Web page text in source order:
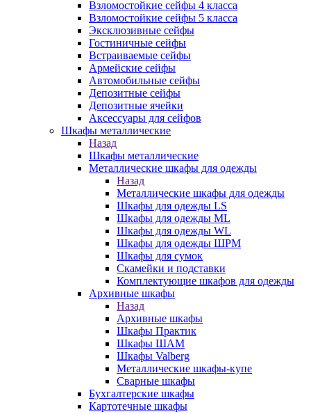
Взломостойкие сейфы 4 класса
Взломостойкие сейфы 5 класса
Эксклюзивные сейфы
Гостиничные сейфы
Встраиваемые сейфы
Армейские сейфы
Автомобильные сейфы
Депозитные сейфы
Депозитные ячейки
Аксессуары для сейфов
Шкафы металлические
Назад
Шкафы металлические
Металлические шкафы для одежды
Назад
Металлические шкафы для одежды
Шкафы для одежды LS
Шкафы для одежды ML
Шкафы для одежды WL
Шкафы для одежды ШРМ
Шкафы для сумок
Скамейки и подставки
Комплектующие шкафов для одежды
Архивные шкафы
Назад
Архивные шкафы
Шкафы Практик
Шкафы ШАМ
Шкафы Valberg
Металлические шкафы-купе
Сварные шкафы
Бухгалтерские шкафы
Картотечные шкафы